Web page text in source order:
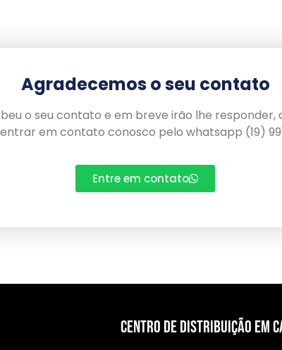
Agradecemos o seu contato
o seu contato e em breve irão lhe
em contato conosco pelo whatsapp (19)
Entre em contato
Centro de distribuição em